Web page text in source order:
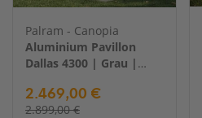
Palram - Canopia
Aluminium Pavillon
Dallas 4300 | Grau |
2.469,00 €
2.899,00 €